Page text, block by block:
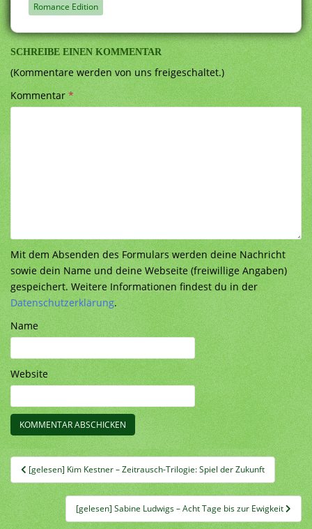
Romance Edition
SCHREIBE EINEN KOMMENTAR
(Kommentare werden von uns freigeschaltet.)
Kommentar*
Mit dem Absenden des Formulars werden deine Nachricht
sowie dein Name und deine Webseite (freiwillige Angaben)
gespeichert. Weitere Informationen findest du in der
Datenschutzerklärung.
Name
Website
Beitragsnavigation
[gelesen] Kim Kestner – Zeitrausch-Trilogie: Spiel der Zukunft
[gelesen] Sabine Ludwigs – Acht Tage bis zur Ewigkeit